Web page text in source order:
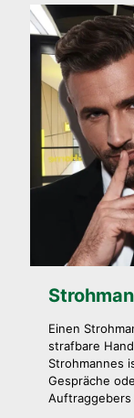
Einen
strafbare
Strohmannes
Gespräche
Auftraggebers